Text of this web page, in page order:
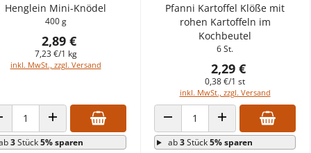
Henglein Mini-Knödel
400 g
2,89 €
7,23 €/1 kg
inkl. MwSt., zzgl. Versand
VERRINGERN
ANZAHL ERHÖHEN
3Stück5% sparen
Pfanni Kartoffel Klöße mit
rohen Kartoffeln im
Kochbeutel
6 St.
2,29 €
0,38 €/1 st
inkl. MwSt., zzgl. Versand
ANZAHL VERRINGERNANZAHL ERHÖHEN
ab3Stück5% sparen